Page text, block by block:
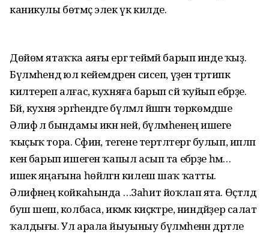
каникулы бөтмәҫ элек үк килде.
Дөйөм ятаҡҡа аяғы ергә теймәй барып инде ҡыҙ.
Бүлмәһендә юл кейемдәрен сисеп, үҙен тәртипкә
килтереп алғас, кухняға барып сәй ҡуйып ебәрҙе.
Бәй, кухня эргәһендәге бүлмәлә йәшәгән төркөмдәше
Әлифә лә бындамы икән ней, бүлмәһенең ишеге
ҡыҫыҡ тора. Сәфинә, тегене тертләтергә булып, ипләп
кенә барып ишеген ҡапыл асып та ебәрҙе һәм…
ишек яңағына һөйәлгән килеш шаҡ ҡатты.
Әлифәнең койкаһында …Заһит йоҡлап ята. Өҫтәлдә
буш шешә, колбаса, икмәк киҫәктәре, ниндәйҙер салат
ҡалдығы. Ул арала йыуыныу бүлмәһенән дәртле